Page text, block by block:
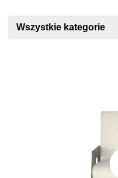
Wszystkie kategorie